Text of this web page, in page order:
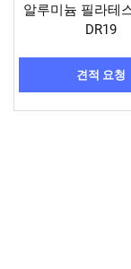
알루미늄 필라테
DR19
견적 요청